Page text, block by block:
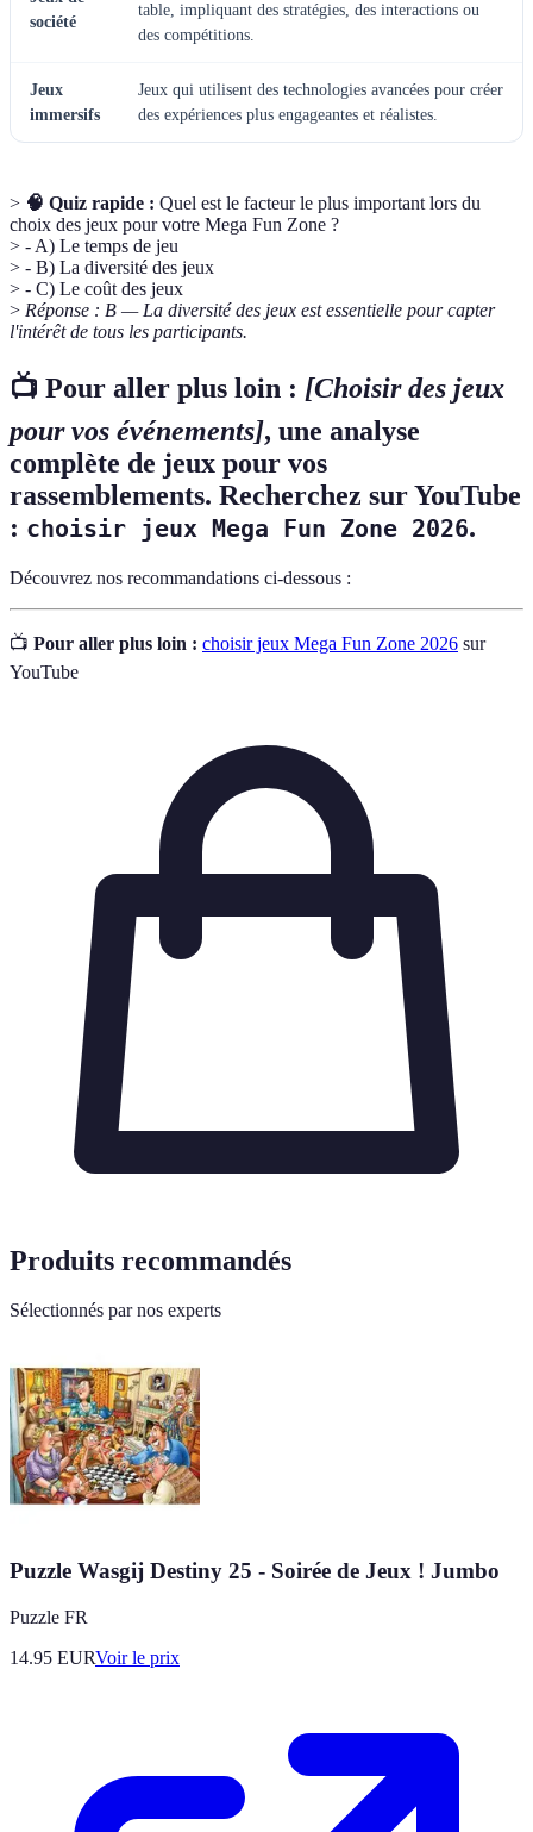
société
table, impliquant des stratégies, des interactions ou
des compétitions.
Jeux
immersifs
Jeux qui utilisent des technologies avancées pour créer
des expériences plus engageantes et réalistes.
> 🧠 Quiz rapide : Quel est le facteur le plus important lors du
choix des jeux pour votre Mega Fun Zone ?
> - A) Le temps de jeu
> - B) La diversité des jeux
> - C) Le coût des jeux
> Réponse : B — La diversité des jeux est essentielle pour capter
l'intérêt de tous les participants.
📺 Pour aller plus loin : [Choisir des jeux
pour vos événements], une analyse
complète de jeux pour vos
rassemblements. Recherchez sur YouTube
: choisir jeux Mega Fun Zone 2026.
Découvrez nos recommandations ci-dessous :
📺 Pour aller plus loin : choisir jeux Mega Fun Zone 2026 sur
YouTube
Produits recommandés
Sélectionnés par nos experts
Puzzle Wasgij Destiny 25 - Soirée de Jeux ! Jumbo
Puzzle FR
14.95 EURVoir le prix